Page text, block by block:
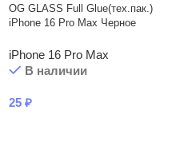
OG GLASS Full Glue(тех.пак.)
iPhone 16 Pro Max Черное
iPhone 16 Pro Max
В наличии
25 ₽